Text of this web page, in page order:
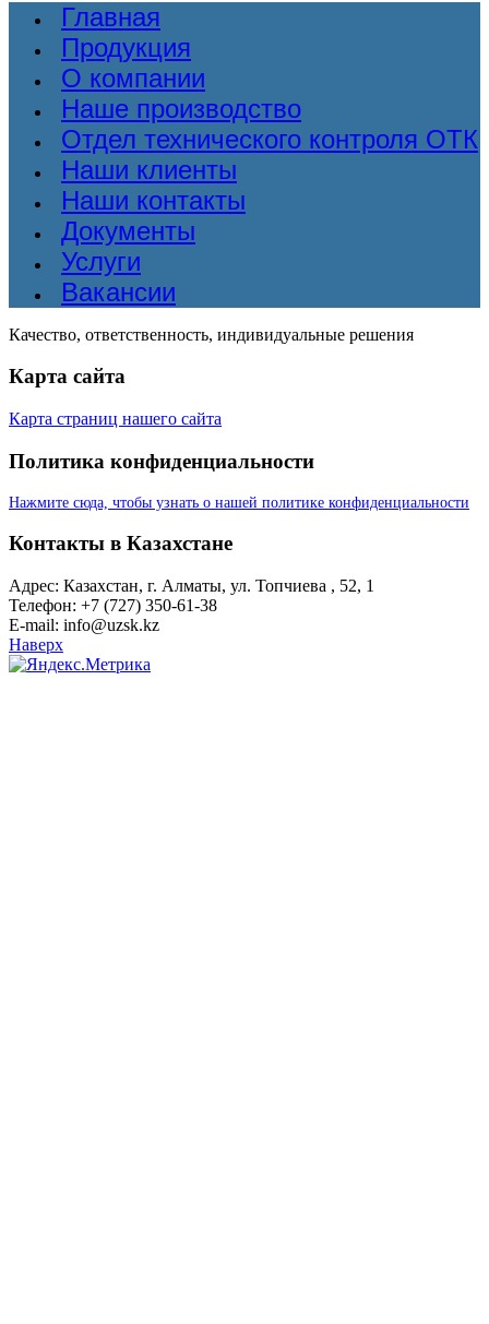
Главная
Продукция
О компании
Наше производство
Отдел технического контроля ОТК
Наши клиенты
Наши контакты
Документы
Услуги
Вакансии
Качество, ответственность, индивидуальные решения
Карта сайта
Карта страниц нашего сайта
Политика конфиденциальности
Нажмите сюда, чтобы узнать о нашей политике конфиденциальности
Контакты в Казахстане
Адрес: Казахстан, г. Алматы, ул. Топчиева , 52, 1
Телефон: +7 (727) 350-61-38
E-mail: info@uzsk.kz
Наверх